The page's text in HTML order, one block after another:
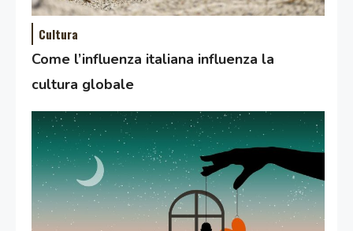
Cultura
Come l’influenza italiana influenza la
cultura globale